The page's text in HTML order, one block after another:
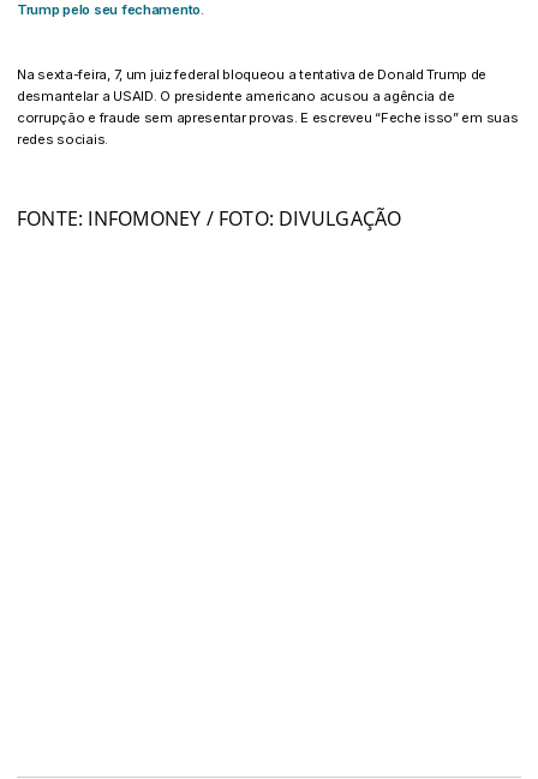
Trump pelo seu fechamento.
Na sexta-feira, 7, um juiz federal bloqueou a tentativa de Donald Trump de
desmantelar a USAID. O presidente americano acusou a agência de
corrupção e fraude sem apresentar provas. E escreveu “Feche isso” em suas
redes sociais.
FONTE: INFOMONEY / FOTO: DIVULGAÇÃO